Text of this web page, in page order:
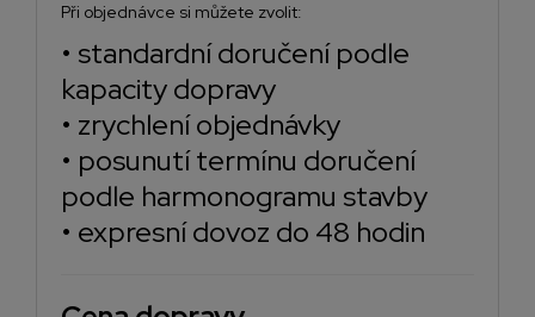
Při objednávce si můžete zvolit:
• standardní doručení podle
kapacity dopravy
• zrychlení objednávky
• posunutí termínu doručení
podle harmonogramu stavby
• expresní dovoz do 48 hodin